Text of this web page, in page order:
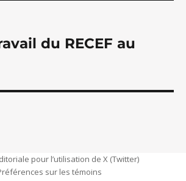
du RECEF au
pour l’utilisation de X (Twitter)
sur les témoins